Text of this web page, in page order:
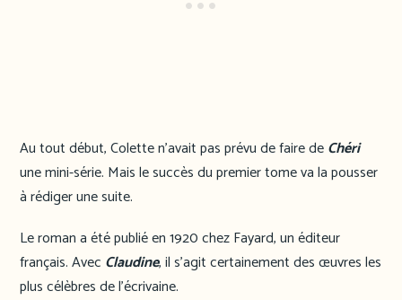
Au tout début, Colette n’avait pas prévu de faire deChéri
une mini-série. Mais le succès du premier tome va la pousser
à rédiger une suite.
Le roman a été publié en 1920 chez Fayard, un éditeur
français. Avec Claudine, il s’agit certainement des œuvres les
plus célèbres de l’écrivaine.